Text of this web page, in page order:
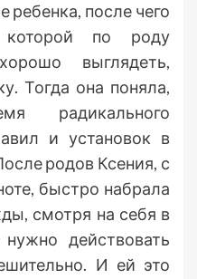
ребенка, после чего
по роду
выглядеть,
Тогда она поняла,
радикального
и установок в
родов Ксения, с
быстро набрала
смотря на себя в
действовать
И ей это